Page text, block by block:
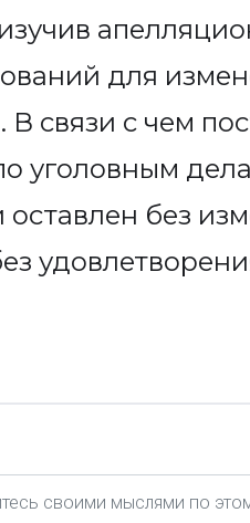
для
В связи с чем
уголовным
оставлен без